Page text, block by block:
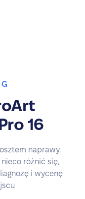
16
naprawy.
różnić się,
i wycenę